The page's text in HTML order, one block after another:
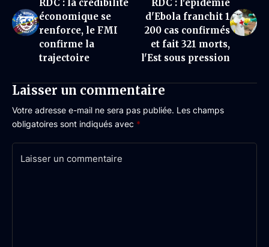
RDC : la crédibilité
économique se
renforce, le FMI
confirme la
trajectoire
RDC : l'épidémie
d'Ebola franchit 1
200 cas confirmés
et fait 321 morts,
l'Est sous pression
Laisser un commentaire
Votre adresse e-mail ne sera pas publiée. Les champs
obligatoires sont indiqués avec *